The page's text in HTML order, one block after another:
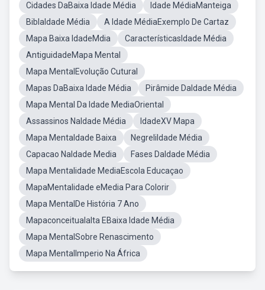
Cidades DaBaixa Idade Média
Idade MédiaManteiga
BiblaIdade Média
A Idade MédiaExemplo De Cartaz
Mapa Baixa IdadeMdia
CaracterísticasIdade Média
AntiguidadeMapa Mental
Mapa MentalEvolução Cutural
Mapas DaBaixa Idade Média
Pirâmide DaIdade Média
Mapa Mental Da Idade MediaOriental
Assassinos NaIdade Média
IdadeXV Mapa
Mapa MentaIdade Baixa
NegreliIdade Média
Capacao NaIdade Media
Fases DaIdade Média
Mapa Mentalidade MediaEscola Educaçao
MapaMentalidade eMedia Para Colorir
Mapa MentalDe História 7 Ano
Mapaconceitualalta EBaixa Idade Média
Mapa MentalSobre Renascimento
Mapa MentalImperio Na África